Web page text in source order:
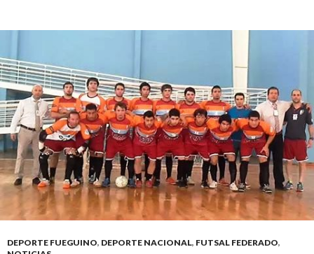
DEPORTE FUEGUINO, DEPORTE NACIONAL, FUTSAL FEDERADO,